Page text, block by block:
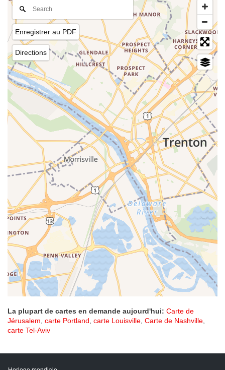
Enregistrer au PDF
Directions
La plupart de cartes en demande aujourd'hui: Carte de
Jérusalem, carte Portland, carte Louisville, Carte de Nashville,
carte Tel-Aviv